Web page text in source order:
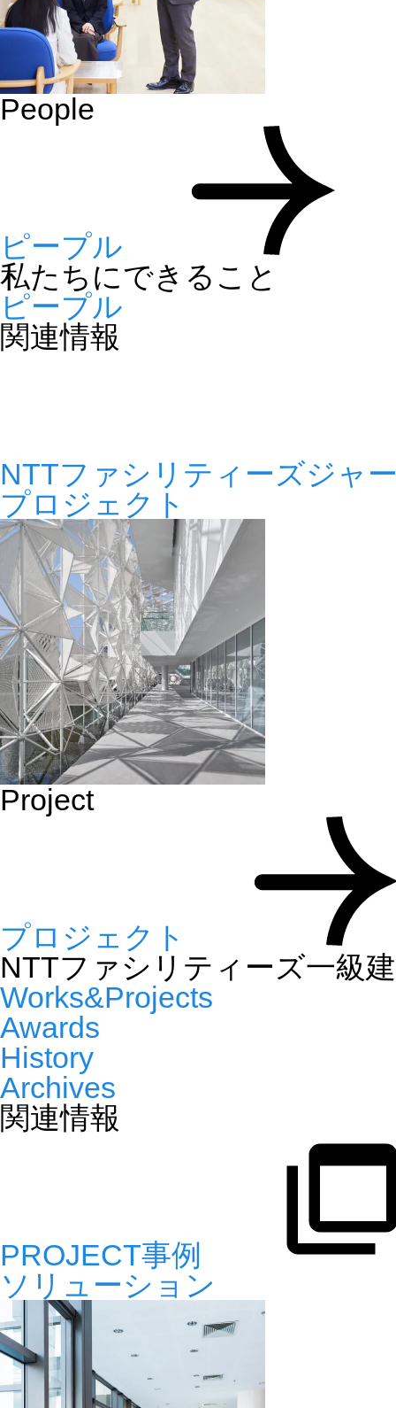
People
ピープル
私たちにできること
ピープル
関連情報
NTTファシリティーズジャ
プロジェクト
Project
プロジェクト
NTTファシリティーズ一級
Works&Projects
Awards
History
Archives
関連情報
PROJECT事例
ソリューション